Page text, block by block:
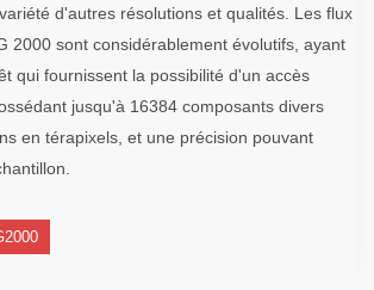
d'autres résolutions et qualités. Les flux
2000 sont considérablement évolutifs, ayant
qui fournissent la possibilité d'un accès
jusqu'à 16384 composants divers
en térapixels, et une précision pouvant